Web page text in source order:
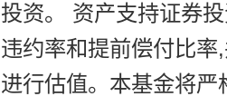
投资。 资产支持证券
违约率和提前偿付比
进行估值。本基金将